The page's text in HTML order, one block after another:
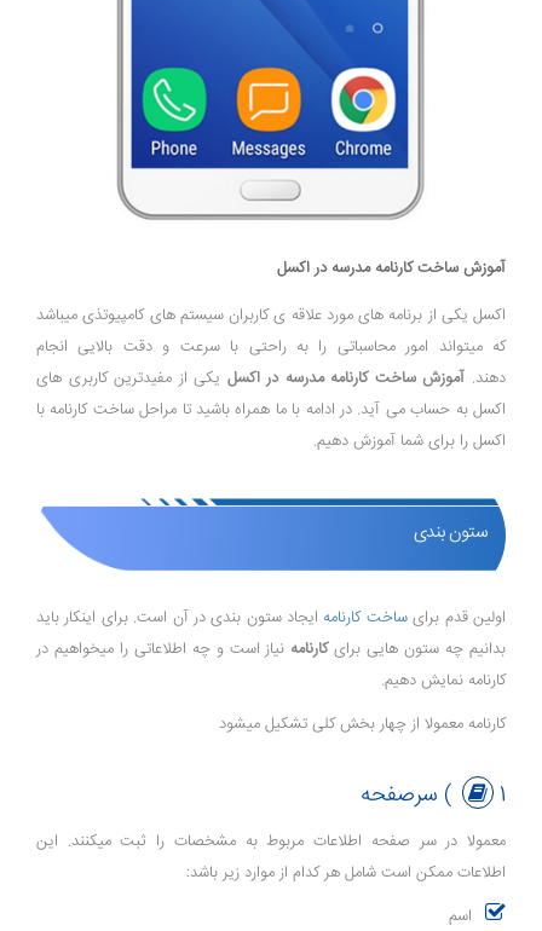
آموزش ساخت کارنامه مدرسه در اکسل
اکسل یکی از برنامه های مورد علاقه ی کاربران سیستم های کامپیوتذی میباشد
که میتواند امور محاسباتی را به راحتی با سرعت و دقت بالایی انجام
دهند. آموزش ساخت کارنامه مدرسه در اکسل یکی از مفیدترین کاربری های
اکسل به حساب می آید. در ادامه با ما همراه باشید تا مراحل ساخت کارنامه با
اکسل را برای شما آموزش دهیم.
ستون بندی
اولین قدم برایساخت کارنامه ایجاد ستون بندی در آن است. برای اینکار باید
بدانیم چه ستون هایی برایکارنامه نیاز است و چه اطلاعاتی را میخواهیم در
کارنامه نمایش دهیم.
کارنامه معمولا از چهار بخش کلی تشکیل میشود
1) سرصفحه
معمولا در سر صفحه اطلاعات مربوط به مشخصات را ثبت میکنند. این
اطلاعات ممکن است شامل هر کدام از موارد زیر باشد:
اسم